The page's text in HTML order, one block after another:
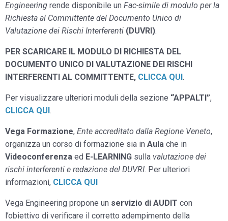
Engineering rende disponibile un Fac-simile di modulo per la
Richiesta al Committente del Documento Unico di
Valutazione dei Rischi Interferenti (DUVRI).
PER SCARICARE IL MODULO DI RICHIESTA DEL
DOCUMENTO UNICO DI VALUTAZIONE DEI RISCHI
INTERFERENTI AL COMMITTENTE, CLICCA QUI.
Per visualizzare ulteriori moduli della sezione “APPALTI”,
CLICCA QUI.
Vega Formazione, Ente accreditato dalla Regione Veneto,
organizza un corso di formazione sia in Aula che in
Videoconferenza ed E-LEARNING sulla valutazione dei
rischi interferenti e redazione del DUVRI. Per ulteriori
informazioni, CLICCA QUI
Vega Engineering propone un servizio di AUDIT con
l’obiettivo di verificare il corretto adempimento della